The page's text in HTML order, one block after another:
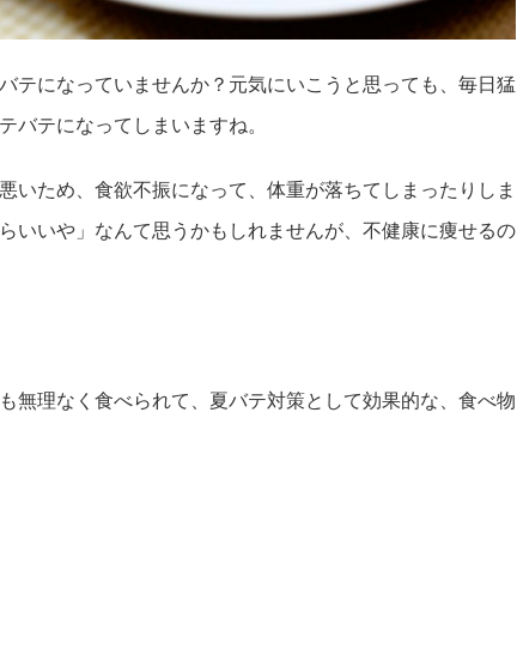
テになっていませんか？元気にいこうと思っても、毎日猛
バテになってしまいますね。
いため、食欲不振になって、体重が落ちてしまったりしま
いいや」なんて思うかもしれませんが、不健康に痩せるの
無理なく食べられて、夏バテ対策として効果的な、食べ物